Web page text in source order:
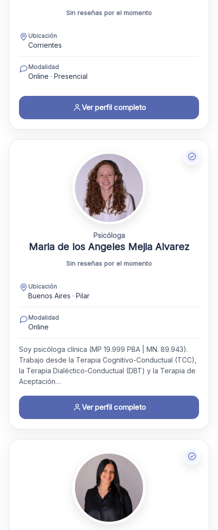
Sin reseñas por el momento
Ubicación
Corrientes
Modalidad
Online · Presencial
Ver perfil completo
Psicóloga
Maria de los Angeles Mejia Alvarez
Sin reseñas por el momento
Ubicación
Buenos Aires · Pilar
Modalidad
Online
Soy psicóloga clínica (MP 19.999 PBA | MN. 89.943).
Trabajo desde la Terapia Cognitivo-Conductual (TCC),
la Terapia Dialéctico-Conductual (DBT) y la Terapia de
Aceptación…
Ver perfil completo